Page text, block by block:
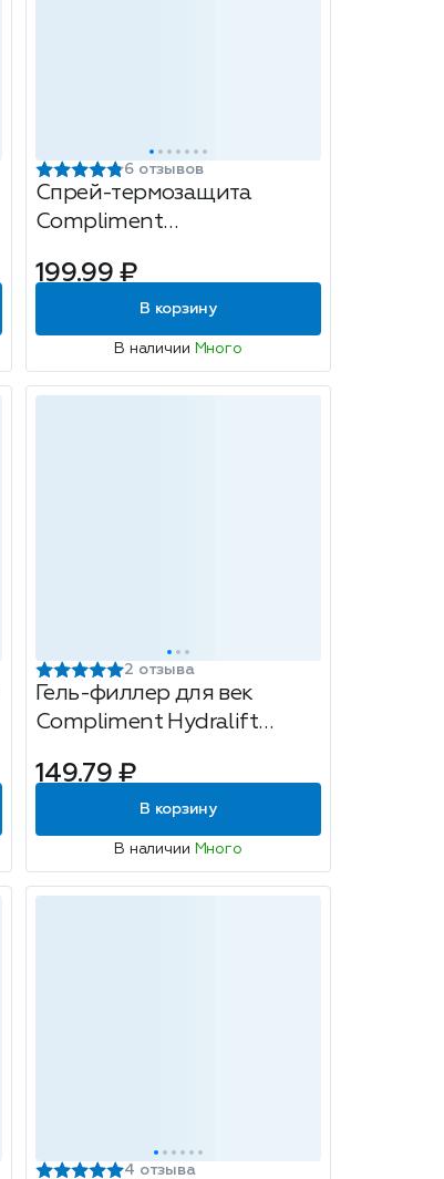
6 отзывов
Спрей-термозащита
Compliment
сухих и поврежденных
волос, 200 мл
199.99 ₽
В корзину
В наличии Много
2 отзыва
Гель-филлер для век
Compliment Hydralift
149.79 ₽
В корзину
В наличии Много
4 отзыва